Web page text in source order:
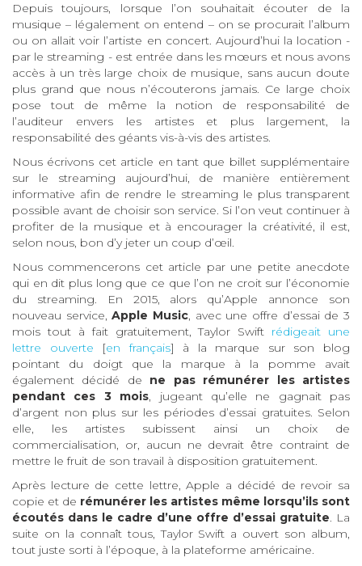
Depuis toujours, lorsque l’on souhaitait écouter de la
musique – légalement on entend – on se procurait l’album
ou on allait voir l’artiste en concert. Aujourd’hui la location -
par le streaming - est entrée dans les mœurs et nous avons
accès à un très large choix de musique, sans aucun doute
plus grand que nous n’écouterons jamais. Ce large choix
pose tout de même la notion de responsabilité de
l’auditeur envers les artistes et plus largement, la
responsabilité des géants vis-à-vis des artistes.
Nous écrivons cet article en tant que billet supplémentaire
sur le streaming aujourd’hui, de manière entièrement
informative afin de rendre le streaming le plus transparent
possible avant de choisir son service. Si l’on veut continuer à
profiter de la musique et à encourager la créativité, il est,
selon nous, bon d’y jeter un coup d’œil.
Nous commencerons cet article par une petite anecdote
qui en dit plus long que ce que l’on ne croit sur l’économie
du streaming. En 2015, alors qu’Apple annonce son
nouveau service,Apple Music, avec une offre d’essai de 3
mois tout à fait gratuitement, Taylor Swift rédigeait une
lettre ouverte [en français] à la marque sur son blog
pointant du doigt que la marque à la pomme avait
également décidé de ne pas rémunérer les artistes
pendant ces 3 mois, jugeant qu’elle ne gagnait pas
d’argent non plus sur les périodes d’essai gratuites. Selon
elle, les artistes subissent ainsi un choix de
commercialisation, or, aucun ne devrait être contraint de
mettre le fruit de son travail à disposition gratuitement.
Après lecture de cette lettre, Apple a décidé de revoir sa
copie et de rémunérer les artistes même lorsqu’ils sont
écoutés dans le cadre d’une offre d’essai gratuite. La
suite on la connaît tous, Taylor Swift a ouvert son album,
tout juste sorti à l’époque, à la plateforme américaine.